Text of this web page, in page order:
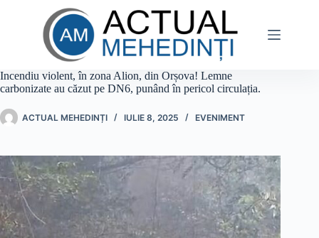
Incendiu violent, în zona Alion, din Orșova! Lemne
carbonizate au căzut pe DN6, punând în pericol circulația.
ACTUAL MEHEDINȚI IULIE 8, 2025 EVENIMENT